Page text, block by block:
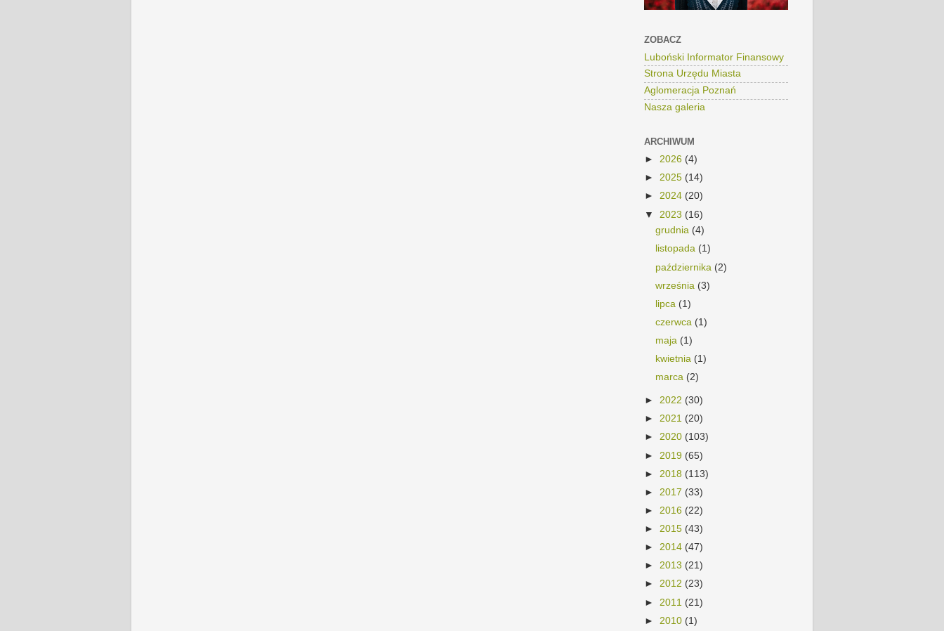
ZOBACZ
Luboński Informator Finansowy
Strona Urzędu Miasta
Aglomeracja Poznań
Nasza galeria
ARCHIWUM
► 2026 (4)
► 2025 (14)
► 2024 (20)
▼ 2023 (16)
grudnia (4)
listopada (1)
października (2)
września (3)
lipca (1)
czerwca (1)
maja (1)
kwietnia (1)
marca (2)
► 2022 (30)
► 2021 (20)
► 2020 (103)
► 2019 (65)
► 2018 (113)
► 2017 (33)
► 2016 (22)
► 2015 (43)
► 2014 (47)
► 2013 (21)
► 2012 (23)
► 2011 (21)
► 2010 (1)